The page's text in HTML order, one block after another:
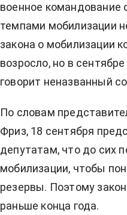
военное
темпами мобилизации
закона о мобилизации
возросло, но в
говорит неназванный
По словам
Фриз, 18 сентября
депутатам, что до сих
мобилизации, чтобы
резервы. Поэтому
раньше конца года.